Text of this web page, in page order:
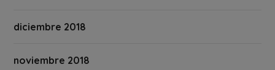
diciembre 2018
noviembre 2018